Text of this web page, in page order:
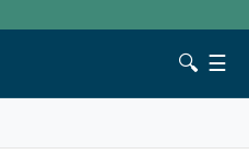
🔍 ☰